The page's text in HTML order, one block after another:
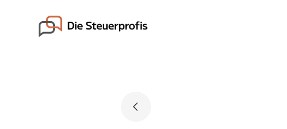
Go to landing page.